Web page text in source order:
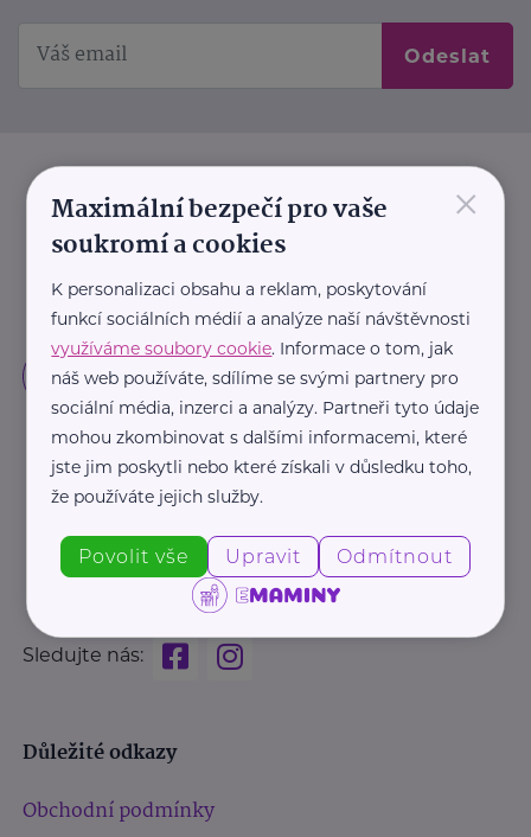
Odeslat
Sledujte nás:
Důležité odkazy
Obchodní podmínky
×
Maximální bezpečí pro vaše
soukromí a cookies
K personalizaci obsahu a reklam, poskytování
funkcí sociálních médií a analýze naší návštěvnosti
využíváme soubory cookie. Informace o tom, jak
náš web používáte, sdílíme se svými partnery pro
sociální média, inzerci a analýzy. Partneři tyto údaje
mohou zkombinovat s dalšími informacemi, které
jste jim poskytli nebo které získali v důsledku toho,
že používáte jejich služby.
Povolit vše Upravit Odmítnout